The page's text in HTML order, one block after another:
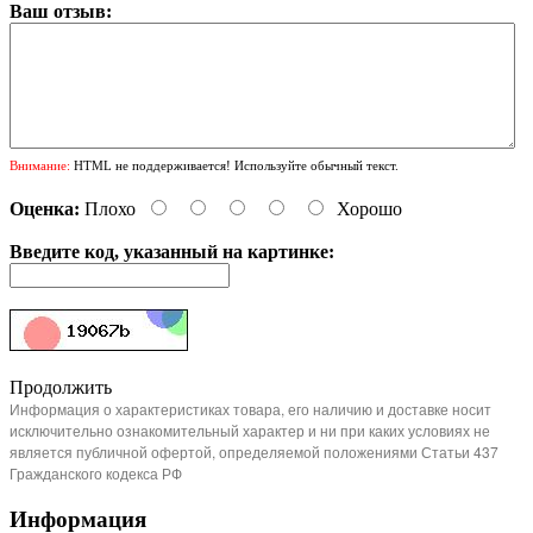
Ваш отзыв:
Внимание: HTML не поддерживается! Используйте обычный текст.
Оценка: Плохо Хорошо
Введите код, указанный на картинке:
Продолжить
Информация о характеристиках товара, его наличию и доставке носит
исключительно ознакомительный характер и ни при каких условиях не
является публичной офертой, определяемой положениями Статьи 437
Гражданского кодекса РФ
Информация